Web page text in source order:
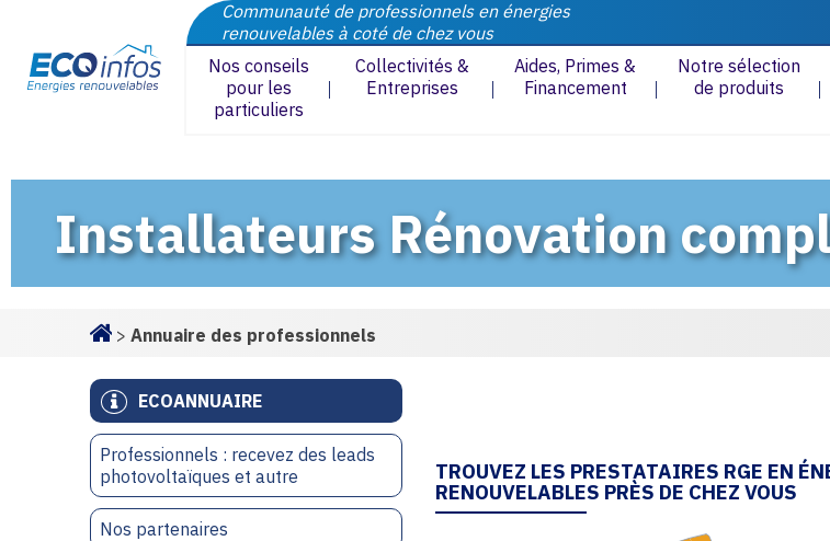
Communauté de professionnels en énergies
renouvelables à coté de chez vous
Nos conseils
pour les
particuliers
Collectivités &
Entreprises
Aides, Primes &
Financement
Notre sélection
de produits
Installateurs Rénovation
> Annuaire des professionnels
ECOANNUAIRE
Professionnels : recevez des leads
photovoltaïques et autre
Nos partenaires
TROUVEZ LES PRESTATAIRES RGE EN
RENOUVELABLES PRÈS DE CHEZ VOUS